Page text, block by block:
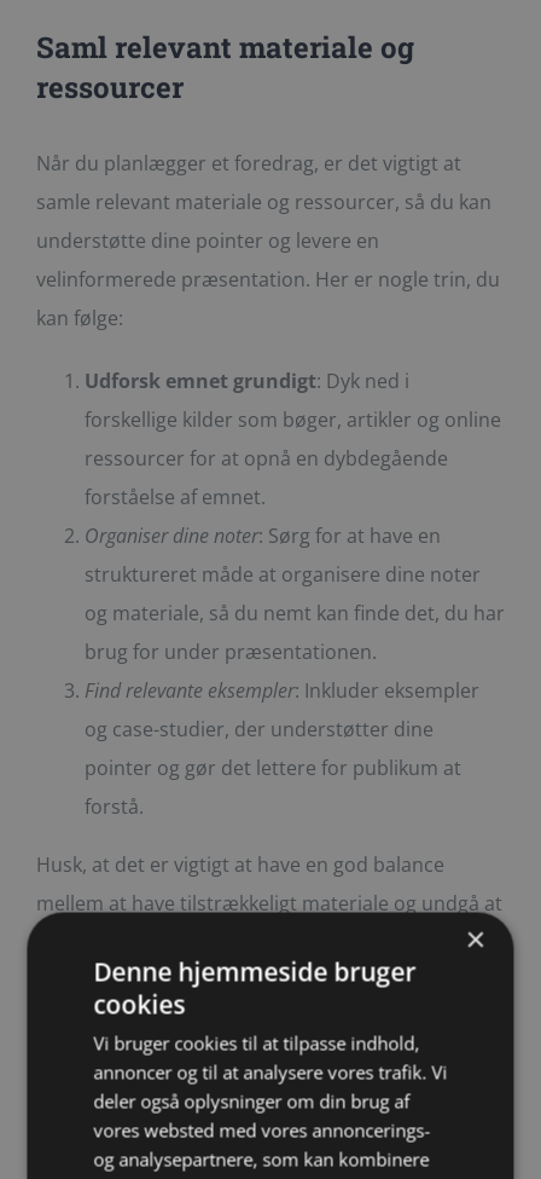
Saml relevant materiale og
ressourcer
Når du planlægger et foredrag, er det vigtigt at
samle relevant materiale og ressourcer, så du kan
understøtte dine pointer og levere en
velinformerede præsentation. Her er nogle trin, du
kan følge:
Udforsk emnet grundigt: Dyk ned i
forskellige kilder som bøger, artikler og online
ressourcer for at opnå en dybdegående
forståelse af emnet.
Organiser dine noter: Sørg for at have en
struktureret måde at organisere dine noter
og materiale, så du nemt kan finde det, du har
brug for under præsentationen.
Find relevante eksempler: Inkluder eksempler
og case-studier, der understøtter dine
pointer og gør det lettere for publikum at
forstå.
Husk, at det er vigtigt at have en god balance
mellem at have tilstrækkeligt materiale og undgå at
overvælde publikum med for meget information.
Øv dig på at præsentere
Når du har samlet alt det nødvendige materiale og
ressourcer til dit foredrag, er det vigtigt at øve dig
på at præsentere. Øvelse gør mester, og jo mere
×
Denne hjemmeside bruger
cookies
Vi bruger cookies til at tilpasse indhold,
annoncer og til at analysere vores trafik. Vi
deler også oplysninger om din brug af
vores websted med vores annoncerings-
og analysepartnere, som kan kombinere